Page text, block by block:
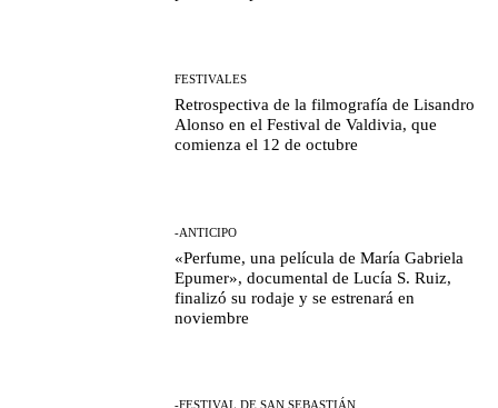
FESTIVALES
Retrospectiva de la filmografía de Lisandro
Alonso en el Festival de Valdivia, que
comienza el 12 de octubre
-ANTICIPO
«Perfume, una película de María Gabriela
Epumer», documental de Lucía S. Ruiz,
finalizó su rodaje y se estrenará en
noviembre
-FESTIVAL DE SAN SEBASTIÁN